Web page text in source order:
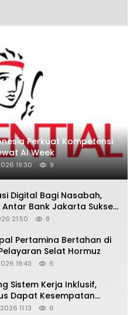
Perkuat Kompetensi
AI Week
19:30 9
Digital Bagi Nasabah,
Bank Jakarta Sukses
Awards 2026
21:50 8
Pertamina Bertahan di
Selat Hormuz
19:43 6
Sistem Kerja Inklusif,
Dapat Kesempatan
11:13 6